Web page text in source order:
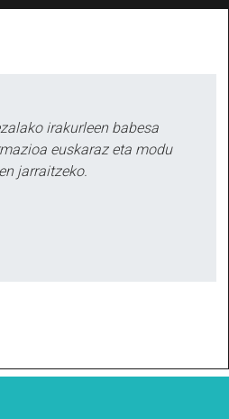
irakurleen babesa
euskaraz eta modu
jarraitzeko.